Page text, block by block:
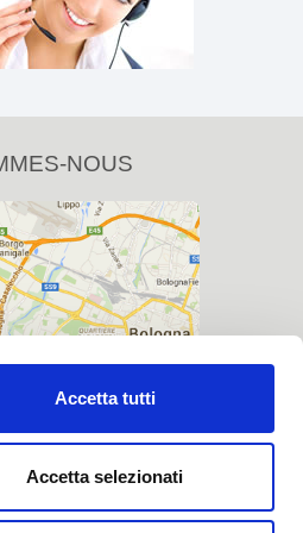
Accetta tutti
Accetta selezionati
NOUS